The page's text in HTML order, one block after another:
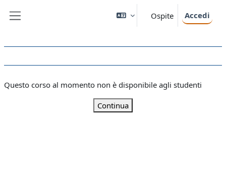
Ospite Accedi
Questo corso al momento non è disponibile agli studenti
Continua